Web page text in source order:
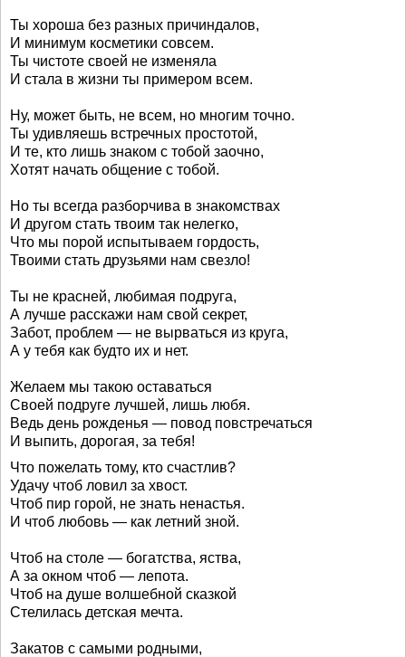
Ты хороша без разных причиндалов,
И минимум косметики совсем.
Ты чистоте своей не изменяла
И стала в жизни ты примером всем.
Ну, может быть, не всем, но многим точно.
Ты удивляешь встречных простотой,
И те, кто лишь знаком с тобой заочно,
Хотят начать общение с тобой.
Но ты всегда разборчива в знакомствах
И другом стать твоим так нелегко,
Что мы порой испытываем гордость,
Твоими стать друзьями нам свезло!
Ты не красней, любимая подруга,
А лучше расскажи нам свой секрет,
Забот, проблем — не вырваться из круга,
А у тебя как будто их и нет.
Желаем мы такою оставаться
Своей подруге лучшей, лишь любя.
Ведь день рожденья — повод повстречаться
И выпить, дорогая, за тебя!
Что пожелать тому, кто счастлив?
Удачу чтоб ловил за хвост.
Чтоб пир горой, не знать ненастья.
И чтоб любовь — как летний зной.
Чтоб на столе — богатства, яства,
А за окном чтоб — лепота.
Чтоб на душе волшебной сказкой
Стелилась детская мечта.
Закатов с самыми родными,